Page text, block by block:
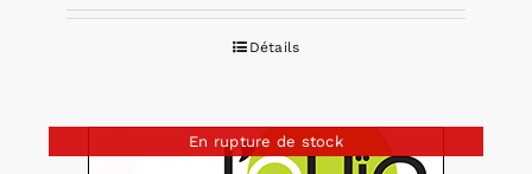
Détails
En rupture de stock